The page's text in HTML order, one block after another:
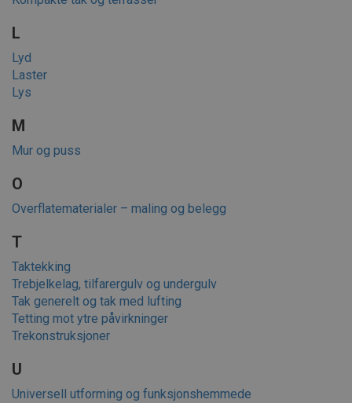
L
Lyd
Laster
Lys
M
Mur og puss
O
Overflatematerialer – maling og belegg
T
Taktekking
Trebjelkelag, tilfarergulv og undergulv
Tak generelt og tak med lufting
Tetting mot ytre påvirkninger
Trekonstruksjoner
U
Universell utforming og funksjonshemmede